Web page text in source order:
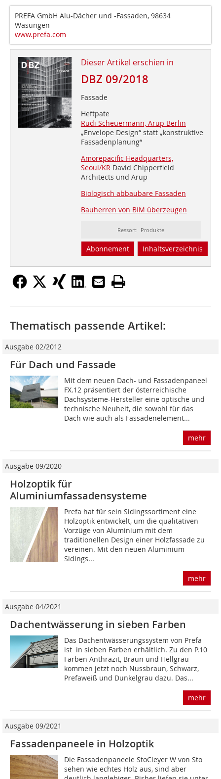
PREFA GmbH Alu-Dächer und -Fassaden, 98634
Wasungen
www.prefa.com
Dieser Artikel erschien in
DBZ 09/2018
Fassade
Heftpate
Rudi Scheuermann, Arup Berlin
„Envelope Design“ statt „konstruktive
Fassadenplanung“
Amorepacific Headquarters,
Seoul/KRDavid Chipperfield
Architects und Arup
Biologisch abbaubare Fassaden
Bauherren von BIM überzeugen
Ressort: Produkte
Abonnement Inhaltsverzeichnis
Thematisch passende Artikel:
Ausgabe 02/2012
Für Dach und Fassade
Mit dem neuen Dach- und Fassadenpaneel
FX.12 präsentiert der österreichische
Dachsysteme-Hersteller eine optische und
technische Neuheit, die sowohl für das
Dach wie auch als Fassadenelement...
mehr
Ausgabe 09/2020
Holzoptik für
Aluminiumfassadensysteme
Prefa hat für sein Sidingssortiment eine
Holzoptik entwickelt, um die qualitativen
Vorzüge von Aluminium mit dem
traditionellen Design einer Holzfassade zu
vereinen. Mit den neuen Aluminium
Sidings...
mehr
Ausgabe 04/2021
Dachentwässerung in sieben Farben
Das Dachentwässerungssystem von Prefa
ist in sieben Farben erhältlich. Zu den P.10
Farben Anthrazit, Braun und Hellgrau
kommen jetzt noch Nussbraun, Schwarz,
Prefaweiß und Dunkelgrau dazu. Das...
mehr
Ausgabe 09/2021
Fassadenpaneele in Holzoptik
Die Fassadenpaneele StoCleyer W von Sto
sehen wie echtes Holz aus, sind aber